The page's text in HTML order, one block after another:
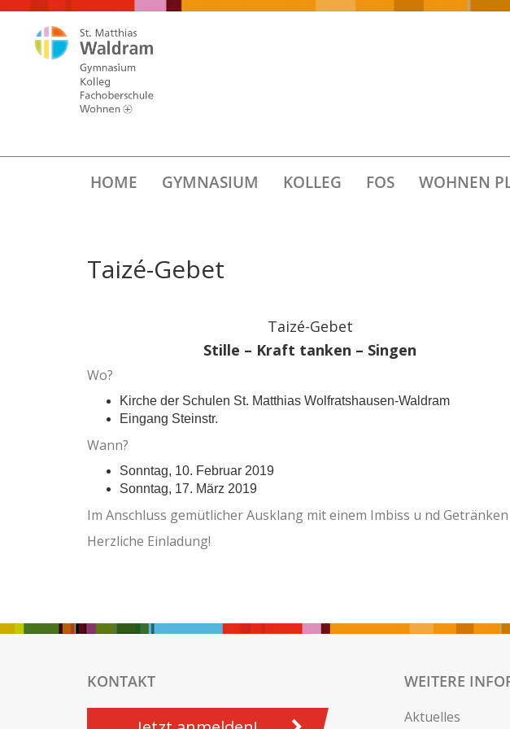
HOME GYMNASIUM KOLLEG FOS WOHNEN
Taizé-Gebet
Taizé-Gebet
Stille – Kraft tanken – Singen
Wo?
Kirche der Schulen St. Matthias Wolfratshausen-Waldram
Eingang Steinstr.
Wann?
Sonntag, 10. Februar 2019
Sonntag, 17. März 2019
Im Anschluss gemütlicher Ausklang mit einem Imbiss u nd Getränken
Herzliche Einladung!
KONTAKT WEITERE
Aktuelles